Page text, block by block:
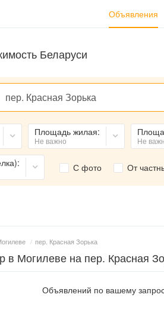
Объявления
Беларуси
Площадь жилая:
Не важно Не
С фото От
/ пер. Красная Зорька
в Могилеве на пер. Красная
Объявлений по вашему